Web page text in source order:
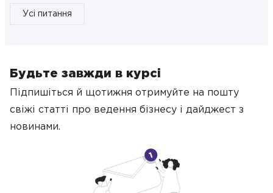
Усі питання
Будьте завжди в курсі
Підпишіться й щотижня отримуйте на пошту
свіжі статті про ведення бізнесу і дайджест з
новинами.